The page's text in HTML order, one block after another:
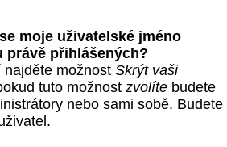
moje uživatelské jméno
právě přihlášených?
možnost Skrýt vaši
tuto možnost zvolíte budete
nebo sami sobě. Budete